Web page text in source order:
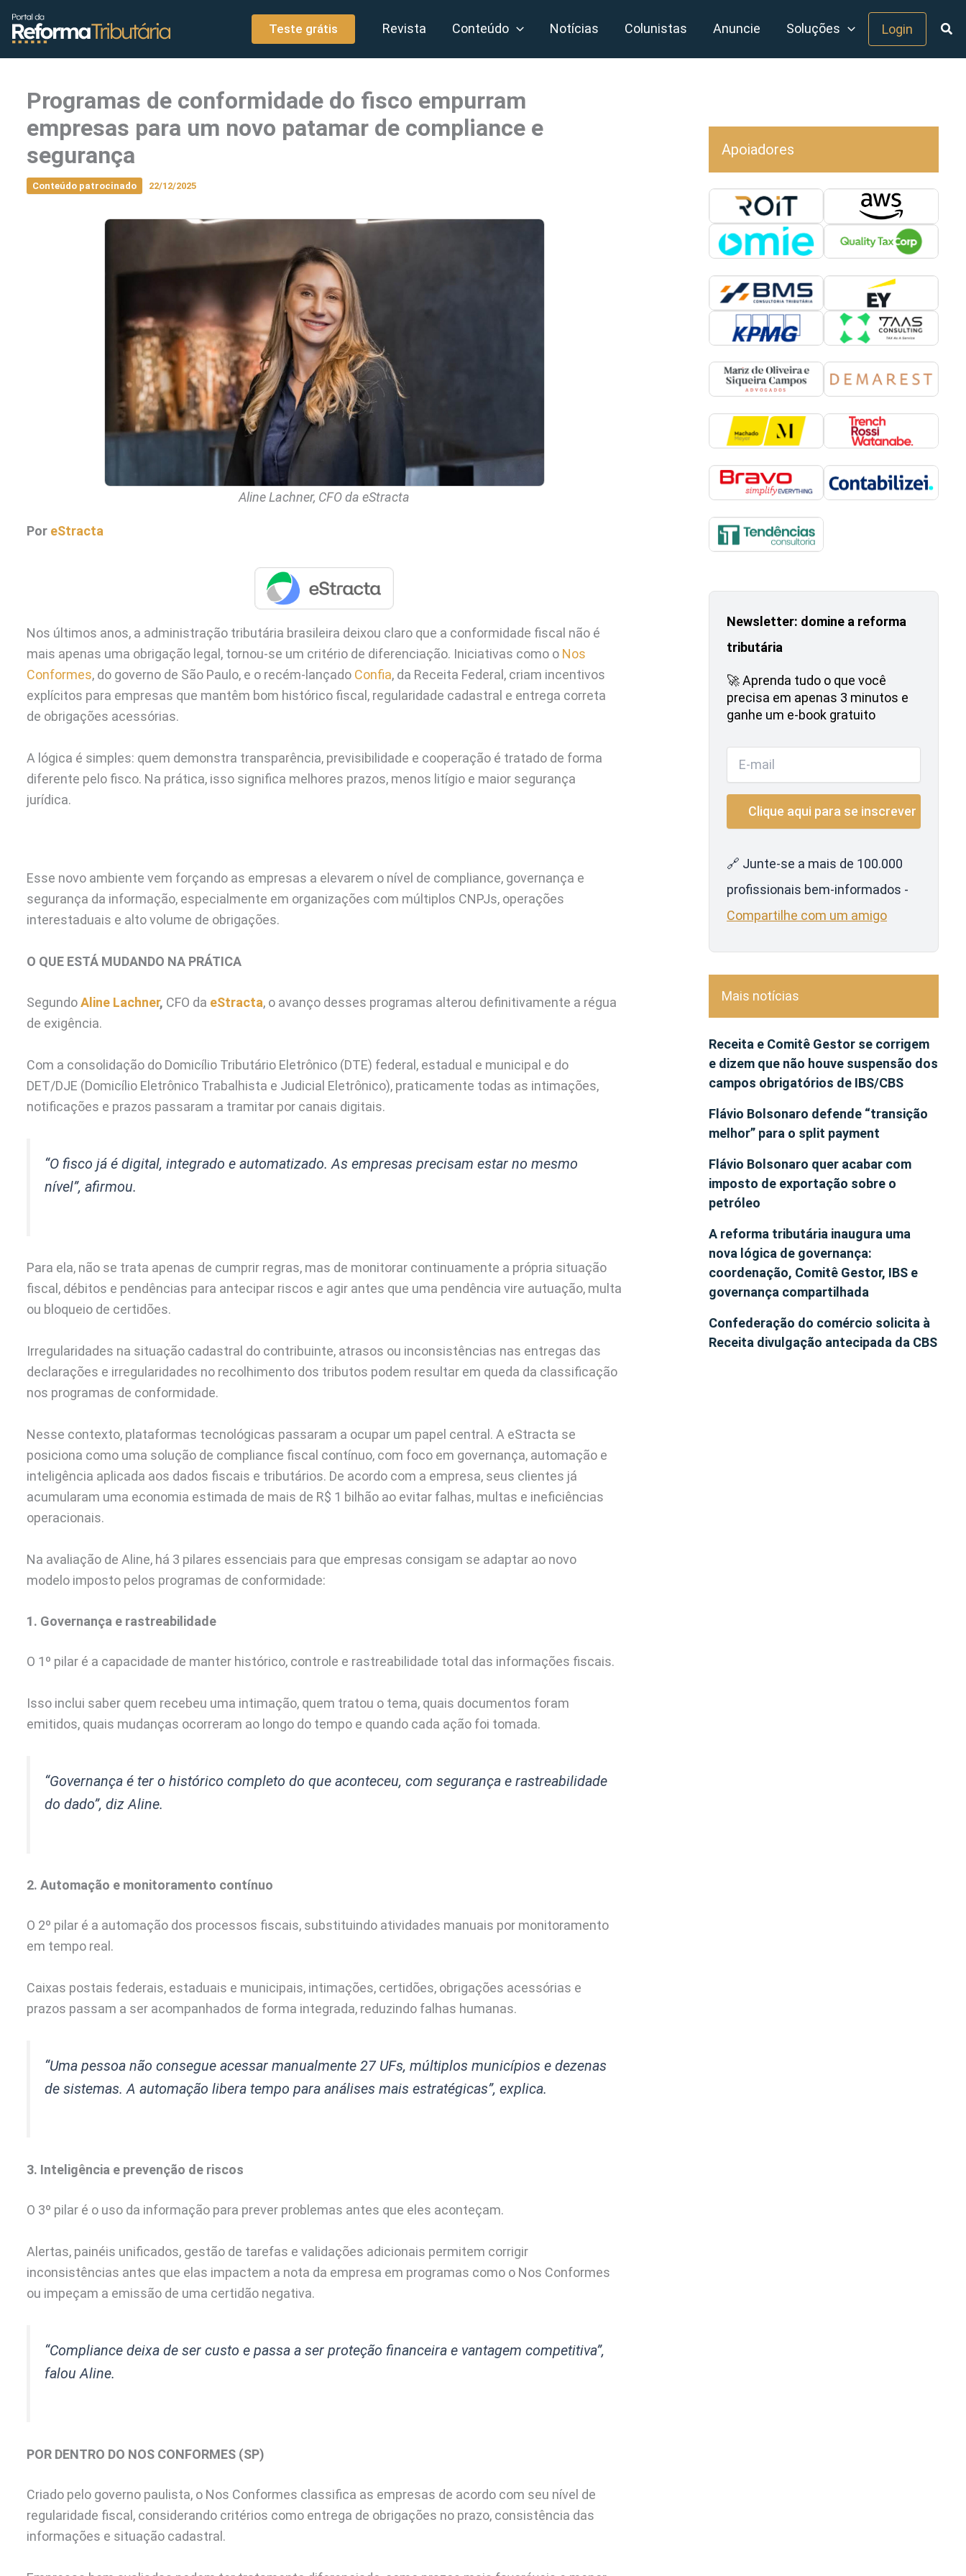
conteúdo
Teste grátis Revista Conteúdo Notícias Colunistas Anuncie Soluções Login
Programas de conformidade do fisco empurram
empresas para um novo patamar de compliance e
segurança
Conteúdo patrocinado 22/12/2025
Aline Lachner, CFO da eStracta
Por eStracta
Nos últimos anos, a administração tributária brasileira deixou claro que a conformidade fiscal não é
mais apenas uma obrigação legal, tornou-se um critério de diferenciação. Iniciativas como o Nos
Conformes, do governo de São Paulo, e o recém-lançado Confia, da Receita Federal, criam incentivos
explícitos para empresas que mantêm bom histórico fiscal, regularidade cadastral e entrega correta
de obrigações acessórias.
A lógica é simples: quem demonstra transparência, previsibilidade e cooperação é tratado de forma
diferente pelo fisco. Na prática, isso significa melhores prazos, menos litígio e maior segurança
jurídica.
Esse novo ambiente vem forçando as empresas a elevarem o nível de compliance, governança e
segurança da informação, especialmente em organizações com múltiplos CNPJs, operações
interestaduais e alto volume de obrigações.
O QUE ESTÁ MUDANDO NA PRÁTICA
SegundoAline Lachner, CFO da eStracta, o avanço desses programas alterou definitivamente a régua
de exigência.
Com a consolidação do Domicílio Tributário Eletrônico (DTE) federal, estadual e municipal e do
DET/DJE (Domicílio Eletrônico Trabalhista e Judicial Eletrônico), praticamente todas as intimações,
notificações e prazos passaram a tramitar por canais digitais.
“O fisco já é digital, integrado e automatizado. As empresas precisam estar no mesmo
nível”, afirmou.
Para ela, não se trata apenas de cumprir regras, mas de monitorar continuamente a própria situação
fiscal, débitos e pendências para antecipar riscos e agir antes que uma pendência vire autuação, multa
ou bloqueio de certidões.
Irregularidades na situação cadastral do contribuinte, atrasos ou inconsistências nas entregas das
declarações e irregularidades no recolhimento dos tributos podem resultar em queda da classificação
nos programas de conformidade.
Nesse contexto, plataformas tecnológicas passaram a ocupar um papel central. A eStracta se
posiciona como uma solução de compliance fiscal contínuo, com foco em governança, automação e
inteligência aplicada aos dados fiscais e tributários. De acordo com a empresa, seus clientes já
acumularam uma economia estimada de mais de R$ 1 bilhão ao evitar falhas, multas e ineficiências
operacionais.
Na avaliação de Aline, há 3 pilares essenciais para que empresas consigam se adaptar ao novo
modelo imposto pelos programas de conformidade:
1. Governança e rastreabilidade
O 1º pilar é a capacidade de manter histórico, controle e rastreabilidade total das informações fiscais.
Isso inclui saber quem recebeu uma intimação, quem tratou o tema, quais documentos foram
emitidos, quais mudanças ocorreram ao longo do tempo e quando cada ação foi tomada.
“Governança é ter o histórico completo do que aconteceu, com segurança e rastreabilidade
do dado”, diz Aline.
2. Automação e monitoramento contínuo
O 2º pilar é a automação dos processos fiscais, substituindo atividades manuais por monitoramento
em tempo real.
Caixas postais federais, estaduais e municipais, intimações, certidões, obrigações acessórias e
prazos passam a ser acompanhados de forma integrada, reduzindo falhas humanas.
“Uma pessoa não consegue acessar manualmente 27 UFs, múltiplos municípios e dezenas
de sistemas. A automação libera tempo para análises mais estratégicas”, explica.
3. Inteligência e prevenção de riscos
O 3º pilar é o uso da informação para prever problemas antes que eles aconteçam.
Alertas, painéis unificados, gestão de tarefas e validações adicionais permitem corrigir
inconsistências antes que elas impactem a nota da empresa em programas como o Nos Conformes
ou impeçam a emissão de uma certidão negativa.
“Compliance deixa de ser custo e passa a ser proteção financeira e vantagem competitiva”,
falou Aline.
POR DENTRO DO NOS CONFORMES (SP)
Criado pelo governo paulista, o Nos Conformes classifica as empresas de acordo com seu nível de
regularidade fiscal, considerando critérios como entrega de obrigações no prazo, consistência das
informações e situação cadastral.
Apoiadores
Newsletter: domine a reforma
tributária
🚀 Aprenda tudo o que você
precisa em apenas 3 minutos e
ganhe um e-book gratuito
🔗 Junte-se a mais de 100.000
profissionais bem-informados -
Compartilhe com um amigo
Mais notícias
Receita e Comitê Gestor se corrigem
e dizem que não houve suspensão dos
campos obrigatórios de IBS/CBS
Flávio Bolsonaro defende “transição
melhor” para o split payment
Flávio Bolsonaro quer acabar com
imposto de exportação sobre o
petróleo
A reforma tributária inaugura uma
nova lógica de governança:
coordenação, Comitê Gestor, IBS e
governança compartilhada
Confederação do comércio solicita à
Receita divulgação antecipada da CBS